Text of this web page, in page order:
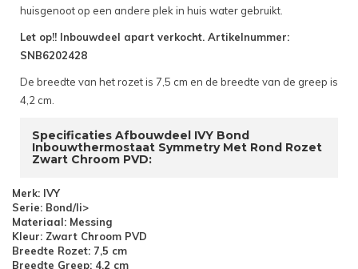
huisgenoot op een andere plek in huis water gebruikt.
Let op!! Inbouwdeel apart verkocht. Artikelnummer:
SNB6202428
De breedte van het rozet is 7,5 cm en de breedte van de greep is
4,2 cm.
Specificaties Afbouwdeel IVY Bond
Inbouwthermostaat Symmetry Met Rond Rozet
Zwart Chroom PVD:
Merk: IVY
Serie: Bond/li>
Materiaal: Messing
Kleur: Zwart Chroom PVD
Breedte Rozet: 7,5 cm
Breedte Greep: 4,2 cm